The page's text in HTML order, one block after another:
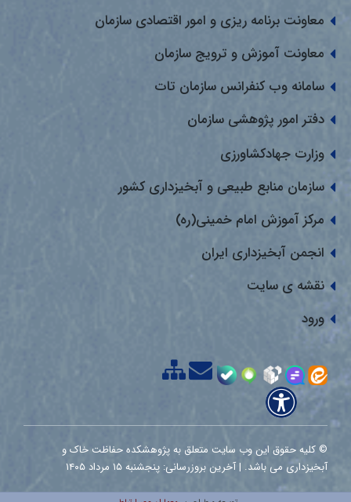
معاونت برنامه ریزی و امور اقتصادی سازمان
معاونت آموزش و ترویج سازمان
سامانه وب کنفرانس سازمان تات
دفتر امور پژوهشی سازمان
وزارت جهادکشاورزی
سازمان منابع طبیعی و آبخیزداری کشور
مرکز آموزش امام خمینی(ره)
انجمن آبخیزداری ایران
نقشه ی سایت
ورود
© کلیه حقوق این وب سایت متعلق به پژوهشکده حفاظت خاک و
آبخیزداری می باشد. | آخرین بروزرسانی: پنجشنبه ۱۵ مرداد ۱۴۰۵